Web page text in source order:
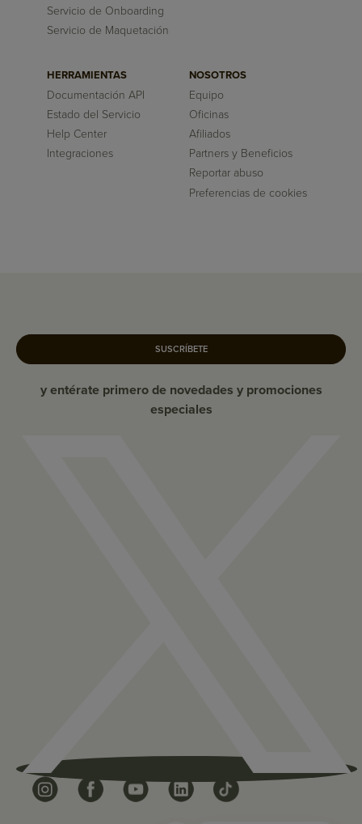
Servicio de Onboarding
Servicio de Maquetación
HERRAMIENTAS
Documentación API
Estado del Servicio
Help Center
Integraciones
NOSOTROS
Equipo
Oficinas
Afiliados
Partners y Beneficios
Reportar abuso
Preferencias de cookies
SUSCRÍBETE
y entérate primero de novedades y promociones
especiales